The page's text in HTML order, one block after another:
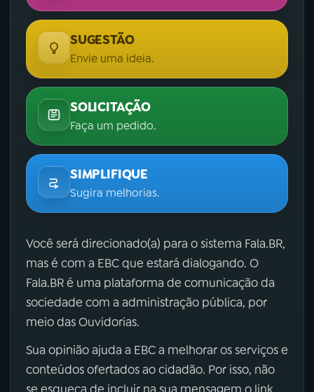
SUGESTÃO
Envie uma ideia.
SOLICITAÇÃO
Faça um pedido.
SIMPLIFIQUE
Sugira melhorias.
Você será direcionado(a) para o sistema Fala.BR,
mas é com a EBC que estará dialogando. O
Fala.BR é uma plataforma de comunicação da
sociedade com a administração pública, por
meio das Ouvidorias.
Sua opinião ajuda a EBC a melhorar os serviços e
conteúdos ofertados ao cidadão. Por isso, não